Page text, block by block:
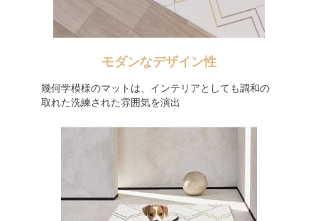
モダンなデザイン性
幾何学模様のマットは、インテリアとしても調和の
取れた洗練された雰囲気を演出